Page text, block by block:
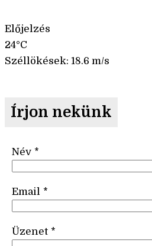
Előjelzés
24°C
Széllökések: 18.6 m/s
Írjon nekünk
Név *
Email *
Üzenet *